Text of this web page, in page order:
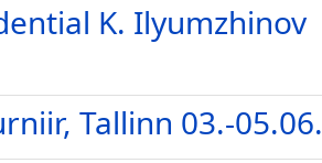
K. Ilyumzhinov
Tallinn 03.-05.06.